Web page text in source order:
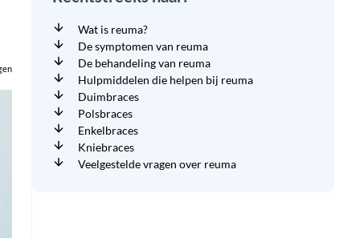
Wat is reuma?
De symptomen van reuma
De behandeling van reuma
Hulpmiddelen die helpen bij reuma
Duimbraces
Polsbraces
Enkelbraces
Kniebraces
Veelgestelde vragen over reuma